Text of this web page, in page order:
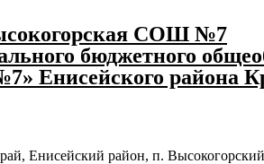
СОШ №7
бюджетного
Енисейского района
Енисейский район, п.